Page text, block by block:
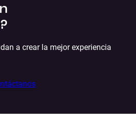
a crear la mejor experiencia